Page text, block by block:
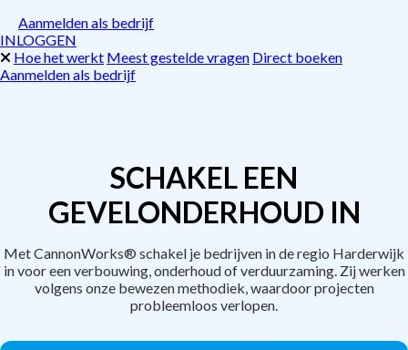
Aanmelden als bedrijf
INLOGGEN
Hoe het werkt Meest gestelde vragen Direct boeken
Aanmelden als bedrijf
SCHAKEL EEN
GEVELONDERHOUD IN
Met CannonWorks® schakel je bedrijven in de regio Harderwijk
in voor een verbouwing, onderhoud of verduurzaming. Zij werken
volgens onze bewezen methodiek, waardoor projecten
probleemloos verlopen.